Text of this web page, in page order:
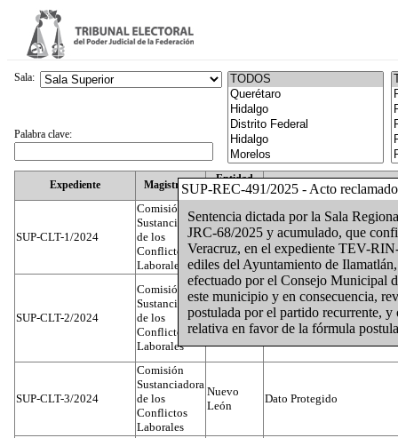
SUP-REC-491/2025 - Acto reclamado
Sentencia dictada por la Sala
JRC-68/2025 y acumulado, que
Veracruz, en el expediente TEV-
ediles del Ayuntamiento de
efectuado por el Consejo Municipal
este municipio y en consecuencia,
postulada por el partido recurrente,
relativa en favor de la fórmula
Expediente Magistrado
Entidad
Federativa
SUP-CLT-1/2024
Comisión
Sustanciadora
de los
Conflictos
Laborales
Federal Juan José Serrato Velasco
SUP-CLT-2/2024
Comisión
Sustanciadora
de los
Conflictos
Laborales
Federal José Luis Muñoz Zambrano
SUP-CLT-3/2024
Comisión
Sustanciadora
de los
Conflictos
Laborales
Nuevo
León
Dato Protegido
Sala:
Palabra clave: